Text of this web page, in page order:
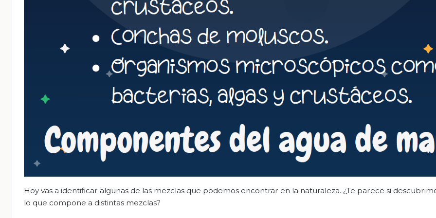
Hoy vas a identificar algunas de las mezclas que podemos encontrar en la naturaleza. ¿Te parece si
lo que compone a distintas mezclas?